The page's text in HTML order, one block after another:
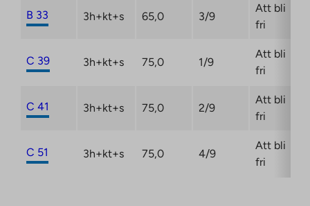
B 33 3h+kt+s 65,0 3/9
Att bli
fri
C 39 3h+kt+s 75,0 1/9
Att bli
fri
C 41 3h+kt+s 75,0 2/9
Att bli
fri
C 51 3h+kt+s 75,0 4/9
Att bli
fri